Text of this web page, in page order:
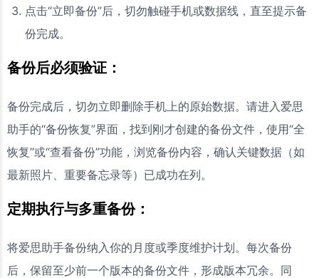
点击“立即备份”后，切勿触碰手机或数据线，直至提示备
份完成。
备份后必须验证：
备份完成后，切勿立即删除手机上的原始数据。请进入爱思
助手的“备份恢复”界面，找到刚才创建的备份文件，使用“全
恢复”或“查看备份”功能，浏览备份内容，确认关键数据（如
最新照片、重要备忘录等）已成功在列。
定期执行与多重备份：
将爱思助手备份纳入你的月度或季度维护计划。每次备份
后，保留至少前一个版本的备份文件，形成版本冗余。同